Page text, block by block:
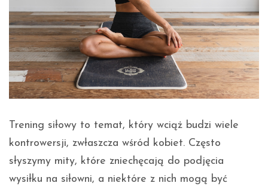
Trening siłowy to temat, który wciąż budzi wiele
kontrowersji, zwłaszcza wśród kobiet. Często
słyszymy mity, które zniechęcają do podjęcia
wysiłku na siłowni, a niektóre z nich mogą być